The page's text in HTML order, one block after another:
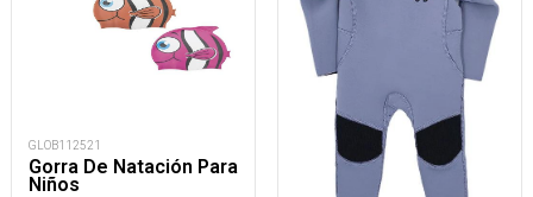
GLOB112521
Gorra De Natación Para
Niños